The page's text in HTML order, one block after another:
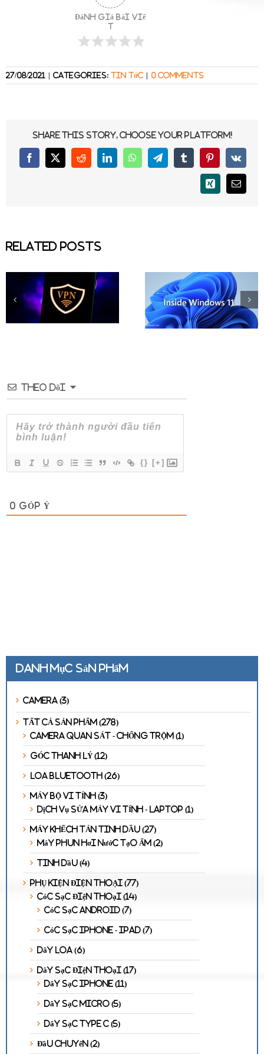
Đánh giá bài viế
t
27/08/2021 | Categories: Tin tức | 0 Comments
Share This Story, Choose Your Platform!
Facebook
X RedditLinkedInWhatsAppTelegramTumblrPinterest
Vk
Xing Email
Related Posts
Tải Windows 11 Insider
Preview (File ISO) chính
Hướng dẫn cách thay
Logo khởi động của
Windows 10
Theo dõi
{} [+]
0 GÓP Ý
Danh mục sản phẩm
Camera (3)
TẤT CẢ SẢN PHẨM (278)
CAMERA QUAN SÁT - CHỐNG TRỘM (1)
GÓC THANH LÝ (12)
LOA BLUETOOTH (26)
MÁY BỘ VI TÍNH (3)
Dịch vụ SỬA MÁY VI TÍNH - LAPTOP (1)
MÁY KHẾCH TÁN TINH DẦU (27)
Máy Phun Hơi Nước Tạo Ẩm (2)
Tinh Dầu (4)
PHỤ KIỆN ĐIỆN THOẠI (77)
Cóc Sạc Điện Thoại (14)
Cóc Sạc Android (7)
Cóc Sạc Iphone - Ipad (7)
Dây Loa (6)
Dây Sạc Điện Thoại (17)
Dây Sạc Iphone (11)
Dây sạc Micro (5)
Dây Sạc Type C (5)
Đầu Chuyển (2)